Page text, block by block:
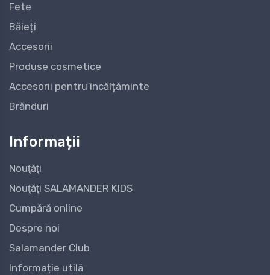
Fete
Băieți
Accesorii
Produse cosmetice
Accesorii pentru încălțăminte
Brănduri
Informații
Nouţăţi
Nouţăţi SALAMANDER KIDS
Cumpără online
Despre noi
Salamander Club
Informație utilă